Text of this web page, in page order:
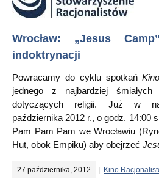
Wrocław: „Jesus
indoktrynacji
Powracamy do cyklu spotkań
jednego z najbardziej śmiałych
dotyczących religii. Już w
października 2012 r., o godz. 14:00
Pam Pam Pam we Wrocławiu
Hut, obok Empiku) aby obejrzeć
27 października, 2012 Kino